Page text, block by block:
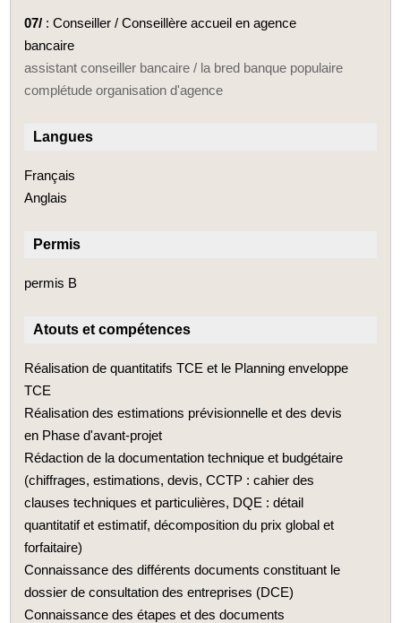
07/ : Conseiller / Conseillère accueil en agence
bancaire
assistant conseiller bancaire / la bred banque populaire
complétude organisation d'agence
Langues
Français
Anglais
Permis
permis B
Atouts et compétences
Réalisation de quantitatifs TCE et le Planning enveloppe
TCE
Réalisation des estimations prévisionnelle et des devis
en Phase d'avant-projet
Rédaction de la documentation technique et budgétaire
(chiffrages, estimations, devis, CCTP : cahier des
clauses techniques et particulières, DQE : détail
quantitatif et estimatif, décomposition du prix global et
forfaitaire)
Connaissance des différents documents constituant le
dossier de consultation des entreprises (DCE)
Connaissance des étapes et des documents